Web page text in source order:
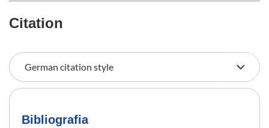
Citation
Bibliografia